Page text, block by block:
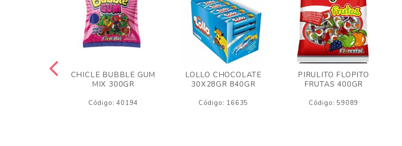
CHICLE BUBBLE GUM
MIX 300GR
Código: 40194
LOLLO CHOCOLATE
30X28GR 840GR
Código: 16635
PIRULITO FLOPITO
FRUTAS 400GR
Código: 59089